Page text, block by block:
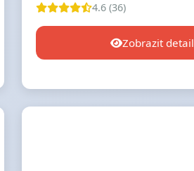
4.6 (36)
Zobrazit detail